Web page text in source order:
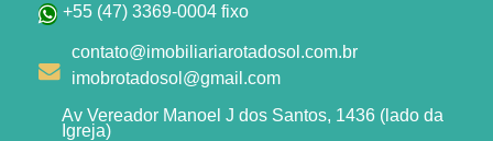
+55 (47) 3369-0004 fixo
contato@imobiliariarotadosol.com.br
imobrotadosol@gmail.com
Av Vereador Manoel J dos Santos, 1436 (lado da
Igreja)